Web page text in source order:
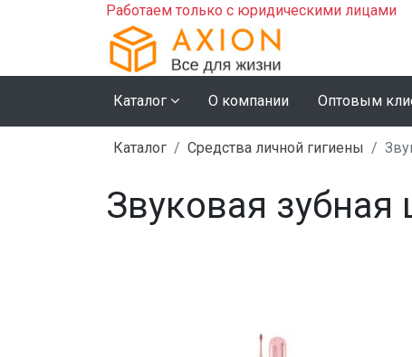
Работаем только с юридическими лицами
Каталог О компании Оптовым
Каталог Средства личной гигиены
Звуковая зубная